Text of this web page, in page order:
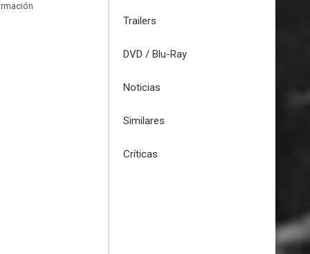
Trailers
DVD / Blu-Ray
Noticias
Similares
Críticas